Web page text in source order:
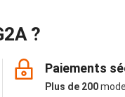
?
Paiements
Plus de 200